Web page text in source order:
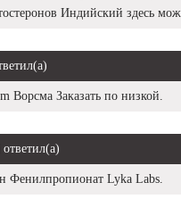
Индийский здесь
Ворсма Заказать по низкой.
ответил(а)
Фенилпропионат Lyka Labs.